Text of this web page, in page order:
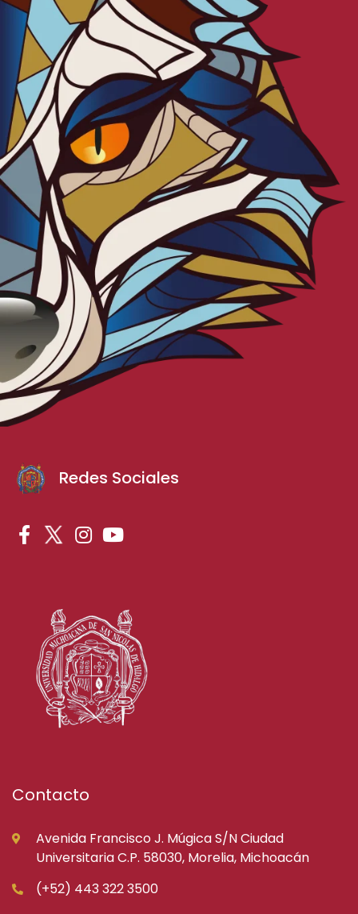
Redes Sociales
Contacto
Avenida Francisco J. Múgica S/N Ciudad
Universitaria C.P. 58030, Morelia, Michoacán
(+52) 443 322 3500